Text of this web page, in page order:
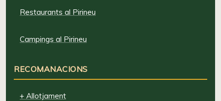
Restaurants al Pirineu
Campings al Pirineu
RECOMANACIONS
+ Allotjament